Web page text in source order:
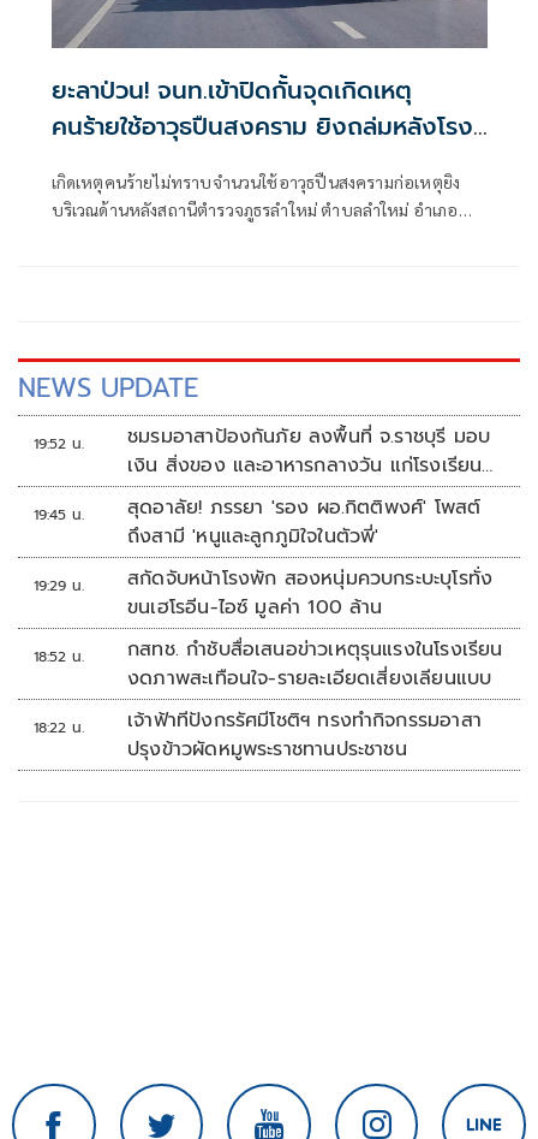
ยะลาป่วน! จนท.เข้าปิดกั้นจุดเกิดเหตุ
คนร้ายใช้อาวุธปืนสงคราม ยิงถล่มหลังโรง
เกิดเหตุคนร้ายไม่ทราบจำนวนใช้อาวุธปืนสงครามก่อเหตุยิง
บริเวณด้านหลังสถานีตำรวจภูธรลำใหม่ ตำบลลำใหม่ อำเภอ
NEWS UPDATE
19:52 น.
ชมรมอาสาป้องกันภัย ลงพื้นที่ จ.ราชบุรี มอบ
เงิน สิ่งของ และอาหารกลางวัน แก่โรงเรียน
บ้านหนองน้ำใส
19:45 น.
สุดอาลัย! ภรรยา 'รอง ผอ.กิตติพงศ์' โพสต์
ถึงสามี 'หนูและลูกภูมิใจในตัวพี่'
19:29 น.
สกัดจับหน้าโรงพัก สองหนุ่มควบกระบะบุโรทั่ง
ขนเฮโรอีน-ไอซ์ มูลค่า 100 ล้าน
18:52 น.
กสทช. กำชับสื่อเสนอข่าวเหตุรุนแรงในโรงเรียน
งดภาพสะเทือนใจ-รายละเอียดเสี่ยงเลียนแบบ
18:22 น.
เจ้าฟ้าทีปังกรรัศมีโชติฯ ทรงทำกิจกรรมอาสา
ปรุงข้าวผัดหมูพระราชทานประชาชน